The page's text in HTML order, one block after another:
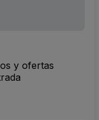
y ofertas